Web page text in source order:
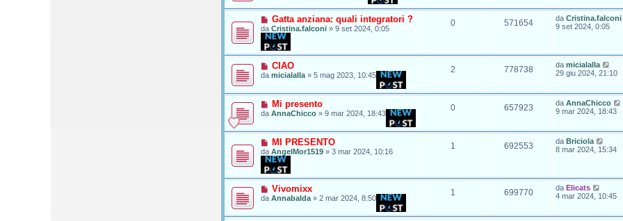
Gatta anziana: quali integratori ?
da Cristina.falconi » 9 set 2024, 0:05
0 571654 da Cristina.falconi
9 set 2024, 0:05
CIAO
da micialalla » 5 mag 2023, 10:45
2 778738 da micialalla
29 giu 2024, 21:10
Mi presento
da AnnaChicco » 9 mar 2024, 18:43
0 657923 da AnnaChicco
9 mar 2024, 18:43
MI PRESENTO
da AngelMor1519 » 3 mar 2024, 10:16
1 692553 da Briciola
8 mar 2024, 15:34
Vivomixx
da Annabalda » 2 mar 2024, 8:50
1 699770 da Elicats
4 mar 2024, 10:45